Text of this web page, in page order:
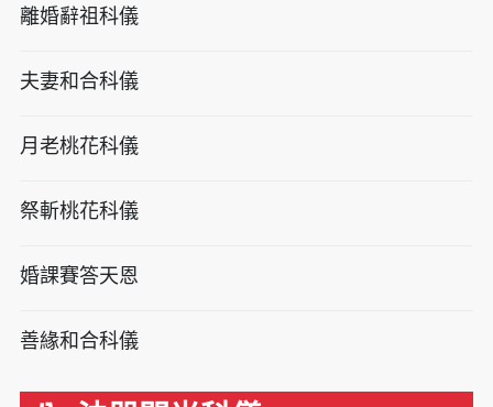
離婚辭祖科儀
夫妻和合科儀
月老桃花科儀
祭斬桃花科儀
婚課賽答天恩
善緣和合科儀